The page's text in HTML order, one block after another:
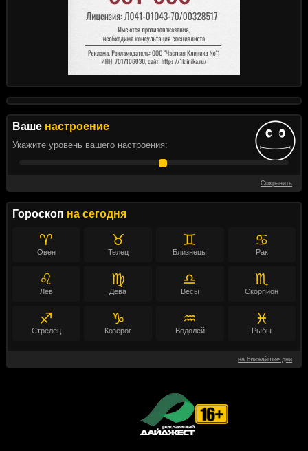
Ваше настроение
Укажите уровень вашего настроения:
Сохранить
Гороскоп на сегодня
♈
Овен
♉
Телец
♊
Близнецы
♋
Рак
♌
Лев
♍
Дева
♎
Весы
♏
Скорпион
♐
Стрелец
♑
Козерог
♒
Водолей
♓
Рыбы
на ближайшие дни